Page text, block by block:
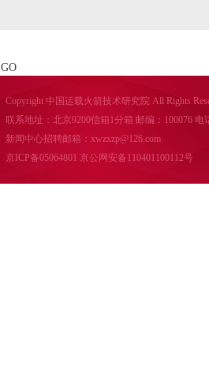
GO
Copyright 中国运载火箭技术研究院 All Rights
联系地址：北京9200信箱1分箱 邮编：100076 电
新闻中心招聘邮箱：xwzxzp@126.com
京ICP备05064801 京公网安备110401100112号